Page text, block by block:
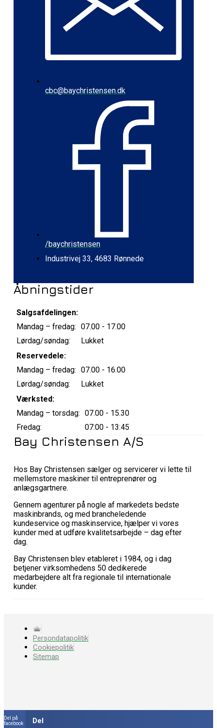
cbc@baychristensen.dk
/baychristensen
Industrivej 33, 4683 Rønnede
Åbningstider
Salgsafdelingen:
Mandag – fredag: 07.00 - 17.00
Lørdag/søndag:
Lukket
Reservedele:
Mandag – fredag: 07.00 - 16.00
Lørdag/søndag:
Lukket
Værksted:
Mandag – torsdag: 07.00 - 15.30
Fredag:
07:00 - 13:45
Bay Christensen A/S
Hos Bay Christensen sælger og servicerer vi lette til
mellemstore maskiner til entreprenører og
anlægsgartnere.
Gennem agenturer på nogle af markedets bedste
maskinbrands, og med brancheledende
kundeservice og maskinservice, hjælper vi vores
kunder med at udføre kvalitetsarbejde – dag efter
dag.
Bay Christensen blev etableret i 1984, og i dag
betjener virksomhedens 50 dedikerede
medarbejdere alt fra regionale til internationale
kunder.
Persondatapolitik
Cookiepolitik
Sitemap
Del på
facebook
Del